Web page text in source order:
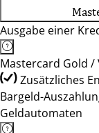
Ausgabe einer
Mastercard Gold /
Zusätzliches
Bargeld-
Geldautomaten